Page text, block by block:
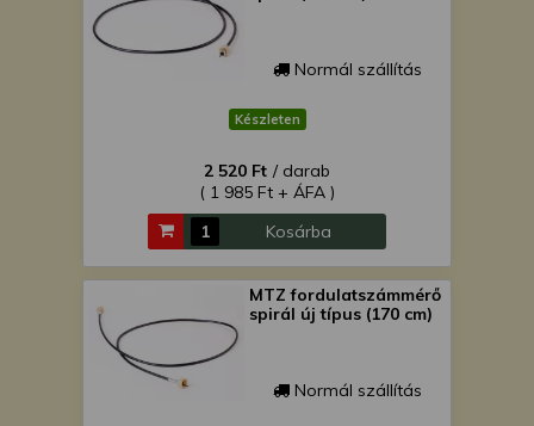
Normál szállítás
Készleten
2 520 Ft / darab
( 1 985 Ft + ÁFA )
Kosárba
MTZ fordulatszámmérő
spirál új típus (170 cm)
Normál szállítás